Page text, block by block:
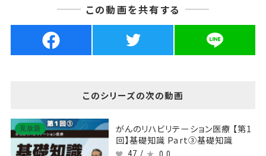
この動画を共有する
このシリーズの次の動画
見放題
がんのリハビリテーション医療 【第1
回】基礎知識 Part③基礎知識
47 /